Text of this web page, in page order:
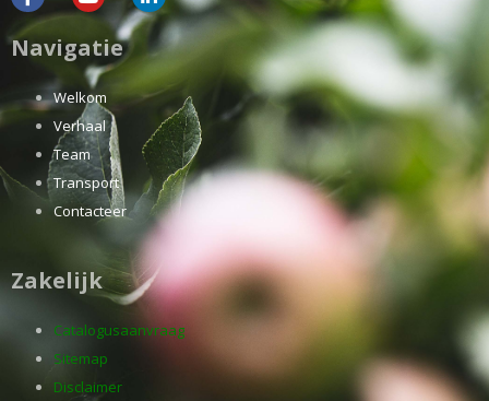
Navigatie
Welkom
Verhaal
Team
Transport
Contacteer
Zakelijk
Catalogusaanvraag
Sitemap
Disclaimer